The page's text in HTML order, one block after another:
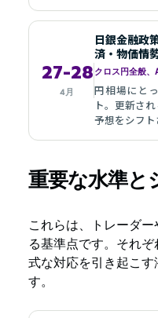
27-28
4月
日銀金融政
済・物価情
クロス円全般
円相場にと
ト。更新さ
予想をシフト
重要な水準と
これらは、トレーダ
る基準点です。それ
式な対応を引き起こ
す。